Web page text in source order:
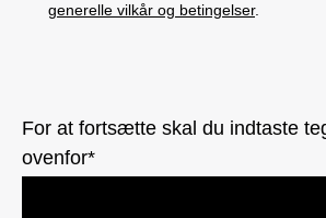
generelle vilkår og betingelser.
For at fortsætte skal du indtaste
ovenfor*